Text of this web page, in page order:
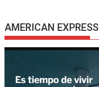
AMERICAN EXPRESS